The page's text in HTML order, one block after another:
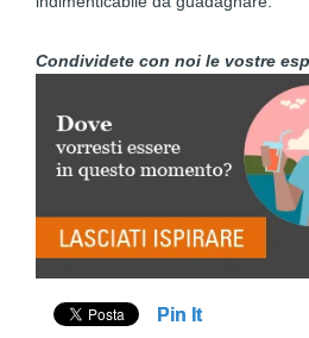
Condividete con noi le vostre
Pin It